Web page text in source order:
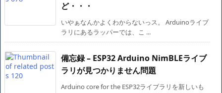
ど・・・
いやぁなんかよくわからないっス。 Arduinoライブ
ラリにあるラッパーでは、こ ...
備忘録 – ESP32 Arduino NimBLEライブ
ラリが見つかりません問題
Arduino core for the ESP32ライブラリを新しいも